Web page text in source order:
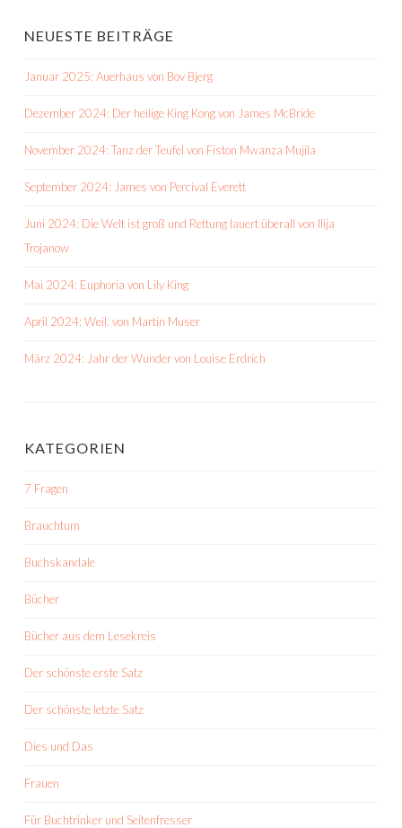
NEUESTE BEITRÄGE
Januar 2025: Auerhaus von Bov Bjerg
Dezember 2024: Der heilige King Kong von James McBride
November 2024: Tanz der Teufel von Fiston Mwanza Mujila
September 2024: James von Percival Everett
Juni 2024: Die Welt ist groß und Rettung lauert überall von Ilija
Trojanow
Mai 2024: Euphoria von Lily King
April 2024: Weil. von Martin Muser
März 2024: Jahr der Wunder von Louise Erdrich
KATEGORIEN
7 Fragen
Brauchtum
Buchskandale
Bücher
Bücher aus dem Lesekreis
Der schönste erste Satz
Der schönste letzte Satz
Dies und Das
Frauen
Für Buchtrinker und Seitenfresser